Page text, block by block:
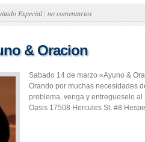
Especial| no comentarios
& Oracion
Sabado 14 de marzo «Ayuno &
Orando por muchas necesidades
problema, venga y entregueselo
Oasis 17508 Hercules St. #8